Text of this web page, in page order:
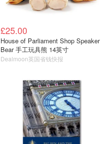
£25.00
House of Parliament Shop Speaker
Bear 手工玩具熊 14英寸
Dealmoon英国省钱快报